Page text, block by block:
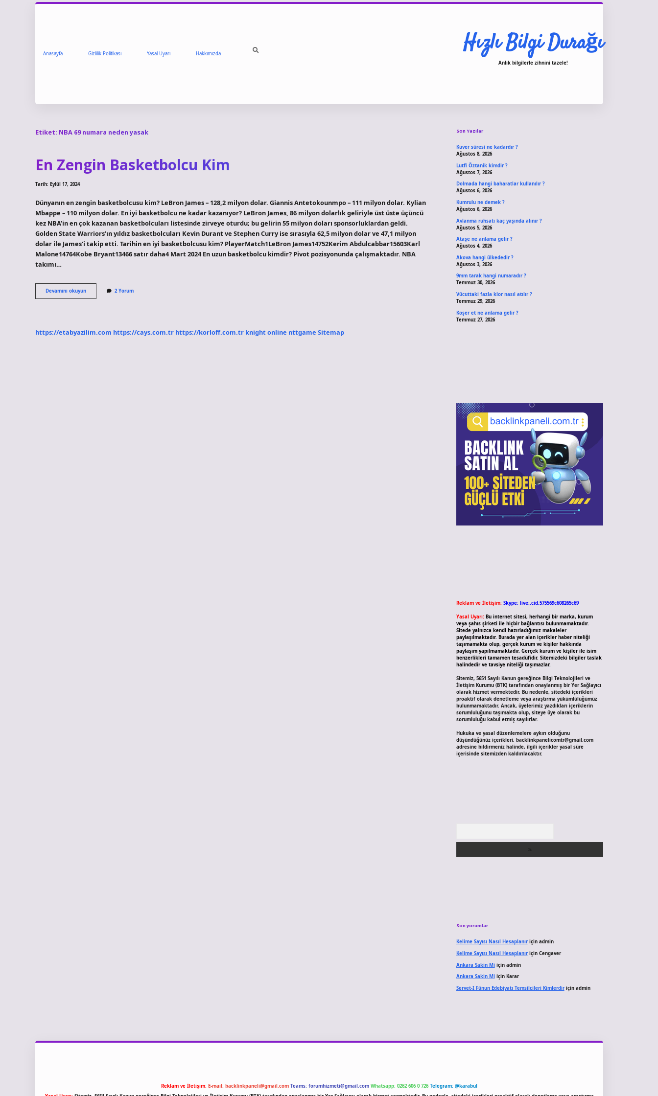
Anasayfa Gizlilik Politikası Yasal Uyarı Hakkımızda Hızlı Bilgi Durağı
Anlık bilgilerle zihnini tazele!
Etiket: NBA 69 numara neden yasak
En Zengin Basketbolcu Kim
Tarih: Eylül 17, 2024
Dünyanın en zengin basketbolcusu kim? LeBron James – 128,2 milyon dolar. Giannis Antetokounmpo – 111 milyon dolar. Kylian
Mbappe – 110 milyon dolar. En iyi basketbolcu ne kadar kazanıyor? LeBron James, 86 milyon dolarlık geliriyle üst üste üçüncü
kez NBA’in en çok kazanan basketbolcuları listesinde zirveye oturdu; bu gelirin 55 milyon doları sponsorluklardan geldi.
Golden State Warriors’ın yıldız basketbolcuları Kevin Durant ve Stephen Curry ise sırasıyla 62,5 milyon dolar ve 47,1 milyon
dolar ile James’i takip etti. Tarihin en iyi basketbolcusu kim? PlayerMatch1LeBron James14752Kerim Abdulcabbar15603Karl
Malone14764Kobe Bryant13466 satır daha4 Mart 2024 En uzun basketbolcu kimdir? Pivot pozisyonunda çalışmaktadır. NBA
takımı…
Devamını okuyunEn
Zengin
2 Yorum
https://etabyazilim.com https://cays.com.tr https://korloff.com.tr knight online nttgame Sitemap
Son Yazılar
Kuver süresi ne kadardır ?
Ağustos 8, 2026
Lutfi Öztanik kimdir ?
Ağustos 7, 2026
Dolmada hangi baharatlar kullanılır ?
Ağustos 6, 2026
Kumrulu ne demek ?
Ağustos 6, 2026
Avlanma ruhsatı kaç yaşında alınır ?
Ağustos 5, 2026
Ataşe ne anlama gelir ?
Ağustos 4, 2026
Akova hangi ülkededir ?
Ağustos 3, 2026
9mm tarak hangi numaradır ?
Temmuz 30, 2026
Vücuttaki fazla klor nasıl atılır ?
Temmuz 29, 2026
Koşer et ne anlama gelir ?
Temmuz 27, 2026
Reklam ve İletişim: Skype: live:.cid.575569c608265c69
Yasal Uyarı: Bu internet sitesi, herhangi bir marka, kurum
veya şahıs şirketi ile hiçbir bağlantısı bulunmamaktadır.
Sitede yalnızca kendi hazırladığımız makaleler
paylaşılmaktadır. Burada yer alan içerikler haber niteliği
taşımamakta olup, gerçek kurum ve kişiler hakkında
paylaşım yapılmamaktadır. Gerçek kurum ve kişiler ile isim
benzerlikleri tamamen tesadüfidir. Sitemizdeki bilgiler taslak
halindedir ve tavsiye niteliği taşımazlar.
Sitemiz, 5651 Sayılı Kanun gereğince Bilgi Teknolojileri ve
İletişim Kurumu (BTK) tarafından onaylanmış bir Yer Sağlayıcı
olarak hizmet vermektedir. Bu nedenle, sitedeki içerikleri
proaktif olarak denetleme veya araştırma yükümlülüğümüz
bulunmamaktadır. Ancak, üyelerimiz yazdıkları içeriklerin
sorumluluğunu taşımakta olup, siteye üye olarak bu
sorumluluğu kabul etmiş sayılırlar.
Hukuka ve yasal düzenlemelere aykırı olduğunu
düşündüğünüz içerikleri, backlinkpanelicomtr@gmail.com
adresine bildirmeniz halinde, ilgili içerikler yasal süre
içerisinde sitemizden kaldırılacaktır.
Son yorumlar
Kelime Sayısı Nasıl Hesaplanıriçin admin
Kelime Sayısı Nasıl Hesaplanıriçin Cengaver
Ankara Sakin Miiçin admin
Ankara Sakin Miiçin Karar
Servet-I Fünun Edebiyatı Temsilcileri Kimlerdiriçin admin
Reklam ve İletişim: E-mail: backlinkpaneli@gmail.com Teams: forumhizmeti@gmail.com Whatsapp: 0262 606 0 726 Telegram: @karabul